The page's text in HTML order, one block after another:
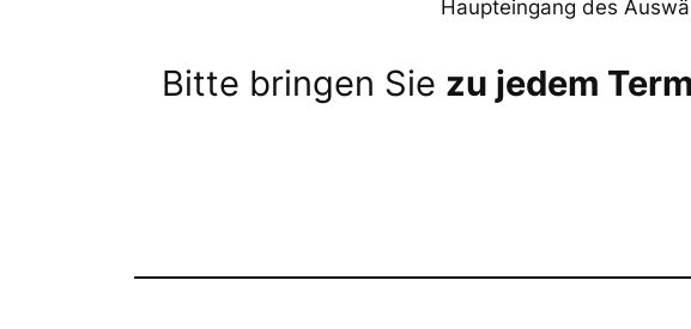
Haupteingang des
Bitte bringen Sie zu jedem